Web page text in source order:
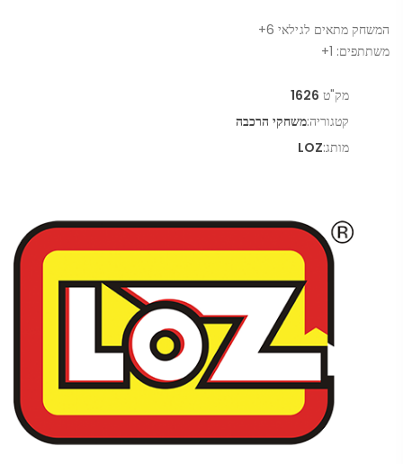
המשחק מתאים לגילאי 6+
משתתפים: 1+
מק"ט 1626
קטגוריה:משחקי הרכבה
מותג:LOZ